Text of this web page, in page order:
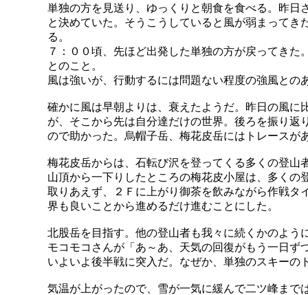
単独の方を見送り、ゆっくりと朝食を食べる。昨
と決めていた。そうこうしていると風が弱まって
る。
７：００頃、先ほど出発した単独の方が戻ってき
とのこと。
風は強いが、行動するには問題ない程度の強風との
確かに風は早朝よりは、衰えたようだ。昨日の風
が、そこから先は自分達だけの世界。後ろを振り
ので助かった。烏帽子岳、梅花皮岳にはトレースが
梅花皮岳からは、石転び沢を登ってくる多くの登
山頂から一下りしたところの梅花皮小屋は、多くの
取りあえず、２Ｆに上がり御茶を飲みながら作戦
界も良いことから進めるだけ進むことにした。
北股岳を目指す。他の登山者も我々に続くかのよ
モコモコさんが「あ～あ、天気の回復がもう一日ず
いよいよ後半戦に突入だ。なぜか、単独のスキー
気温が上がったので、雪が一気に緩んで二ツ峰まで